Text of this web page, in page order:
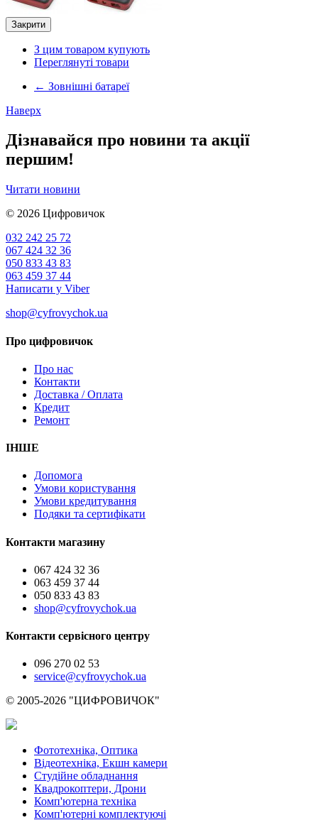
Закрити
З цим товаром купують
Переглянуті товари
← Зовнішні батареї
Наверх
Дізнавайся про новини та акції
першим!
Читати новини
© 2026 Цифровичок
032 242 25 72
067 424 32 36
050 833 43 83
063 459 37 44
Написати у Viber
shop@cyfrovychok.ua
Про цифровичок
Про нас
Контакти
Доставка / Оплата
Кредит
Ремонт
ІНШЕ
Допомога
Умови користування
Умови кредитування
Подяки та сертифікати
Контакти магазину
067 424 32 36
063 459 37 44
050 833 43 83
shop@cyfrovychok.ua
Контакти сервісного центру
096 270 02 53
service@cyfrovychok.ua
© 2005-2026 "ЦИФРОВИЧОК"
Фототехніка, Оптика
Відеотехніка, Екшн камери
Студійне обладнання
Квадрокоптери, Дрони
Комп'ютерна техніка
Комп'ютерні комплектуючі